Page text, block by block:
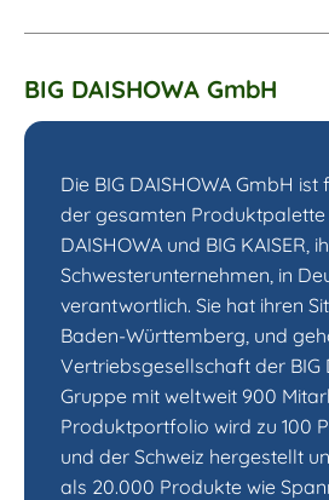
BIG DAISHOWA GmbH
Die BIG DAISHOWA GmbH
der gesamten Produktpalette
DAISHOWA und BIG KAISER,
Schwesterunternehmen, in
verantwortlich. Sie hat ihren
Baden-Württemberg, und
Vertriebsgesellschaft der BIG
Gruppe mit weltweit 900
Produktportfolio wird zu 100
und der Schweiz hergestellt
als 20.000 Produkte wie